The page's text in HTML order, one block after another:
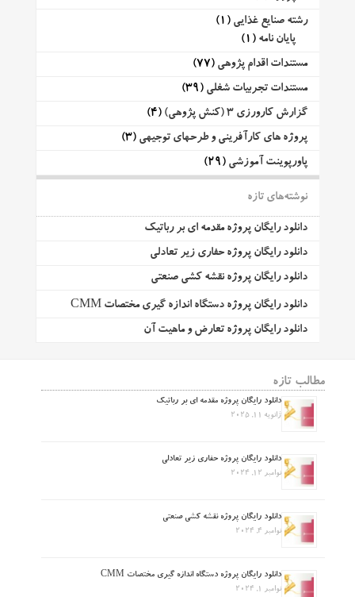
رشته صنایع غذایی (1)
پایان نامه (1)
مستندات اقدام پژوهی (77)
مستندات تجربیات شغلی (39)
گزارش کارورزی 3 (کنش پژوهی)
(4)
پروژه های کارآفرینی و طرحهای توجیهی (3)
پاورپوینت آموزشی (29)
نوشته‌های تازه
دانلود رایگان پروژه مقدمه ای بر رباتیک
دانلود رایگان پروژه حفاری زیر تعادلی
دانلود رایگان پروژه نقشه کشی صنعتی
دانلود رایگان پروژه دستگاه اندازه گیری مختصات CMM
دانلود رایگان پروژه تعارض و ماهیت آن
مطالب تازه
دانلود رایگان پروژه مقدمه ای بر رباتیک
ژانویه 11, 2025
دانلود رایگان پروژه حفاری زیر تعادلی
نوامبر 12, 2024
دانلود رایگان پروژه نقشه کشی صنعتی
نوامبر 4, 2024
دانلود رایگان پروژه دستگاه اندازه گیری مختصات CMM
نوامبر 1, 2024